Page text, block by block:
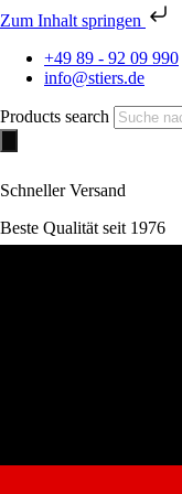
Zum Inhalt springen
+49 89 - 92 09 990
info@stiers.de
Products search
Schneller Versand
Beste Qualität seit 1976